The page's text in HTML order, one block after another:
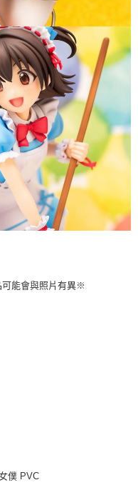
能會與照片有異※
僕 PVC